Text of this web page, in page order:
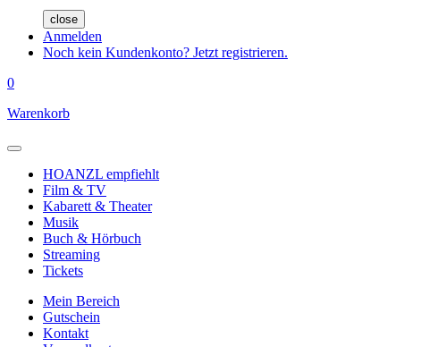
close
Anmelden
Noch kein Kundenkonto? Jetzt registrieren.
0
Warenkorb
HOANZL empfiehlt
Film & TV
Kabarett & Theater
Musik
Buch & Hörbuch
Streaming
Tickets
Mein Bereich
Gutschein
Kontakt